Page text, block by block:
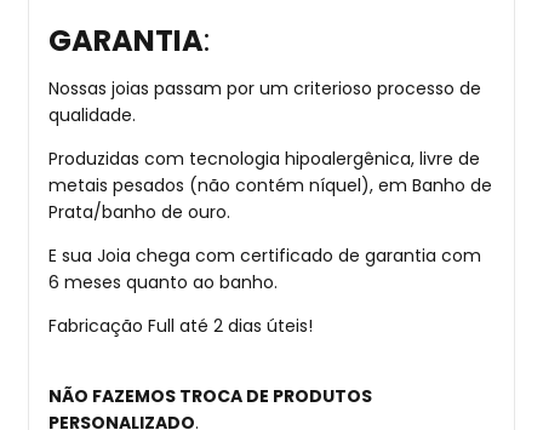
GARANTIA:
Nossas joias passam por um criterioso processo de
qualidade.
Produzidas com tecnologia hipoalergênica, livre de
metais pesados (não contém níquel), em Banho de
Prata/banho de ouro.
E sua Joia chega com certificado de garantia com
6 meses quanto ao banho.
Fabricação Full até 2 dias úteis!
NÃO FAZEMOS TROCA DE PRODUTOS
PERSONALIZADO.